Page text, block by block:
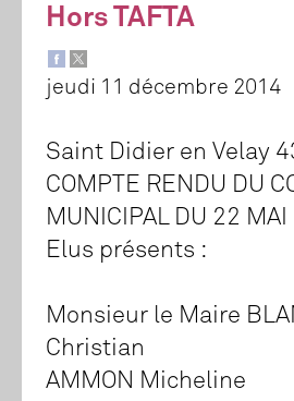
Hors TAFTA
jeudi 11 décembre 2014
Saint Didier en Velay
COMPTE RENDU DU
MUNICIPAL DU 22
Elus présents :
Monsieur le Maire
Christian
AMMON Micheline